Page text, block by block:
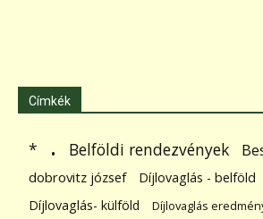
Címkék
* . Belföldi rendezvények
dobrovitz józsef
Díjlovaglás - belföld
Díjlovaglás- külföld
Díjlovaglás